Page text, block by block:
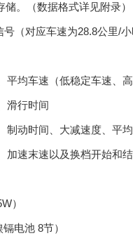
。（数据格式详见附录）
号（对应车速为28.8公里/
均车速（低稳定车速、高
滑行时间
动时间、大减速度、平均
加速末速以及换档开始和
）
镉电池 8节）